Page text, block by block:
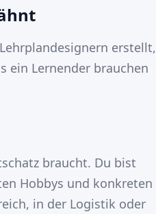
erstellt,
ein Lernender brauchen
braucht. Du bist
Hobbys und konkreten
in der Logistik oder